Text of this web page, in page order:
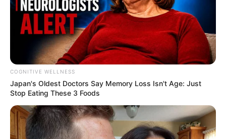
confronte Antoine dans
le prochain épisode
deMariés au premier
regard
téléspectateurs peuvent voir que Mélanie prend
les choses en main. Après avoir vécu des
COGNITIVE WELLNESS
Japan's Oldest Doctors Say Me​mory Lo​ss Isn't Age: Just
Stop Eating These 3 Foods